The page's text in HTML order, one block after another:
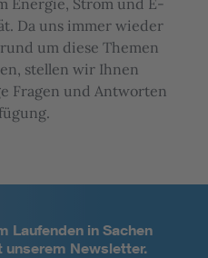
Energie, Strom und E-
Da uns immer wieder
um diese Themen
stellen wir Ihnen
Fragen und Antworten
Laufenden in Sachen
Newsletter.